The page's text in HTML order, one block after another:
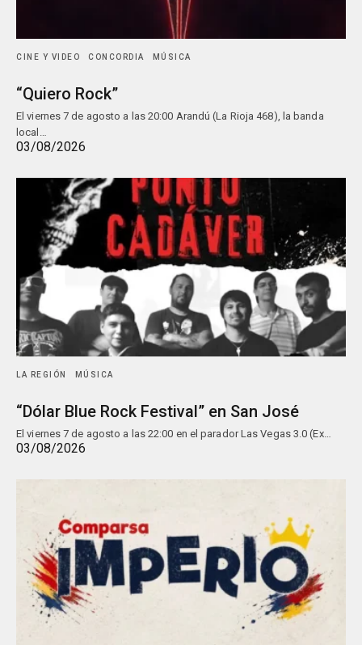
CINE Y VIDEO CONCORDIA MÚSICA
“Quiero Rock”
El viernes 7 de agosto a las 20:00 Arandú (La Rioja 468), la banda
local…
03/08/2026
LA REGIÓN MÚSICA
“Dólar Blue Rock Festival” en San José
El viernes 7 de agosto a las 22:00 en el parador Las Vegas 3.0 (Ex…
03/08/2026